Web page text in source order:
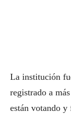
La institución
registrado a
están votando y